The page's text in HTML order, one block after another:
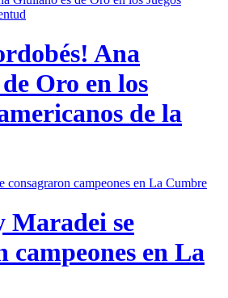
Ana
Oro en los
de la
Maradei se
campeones en La